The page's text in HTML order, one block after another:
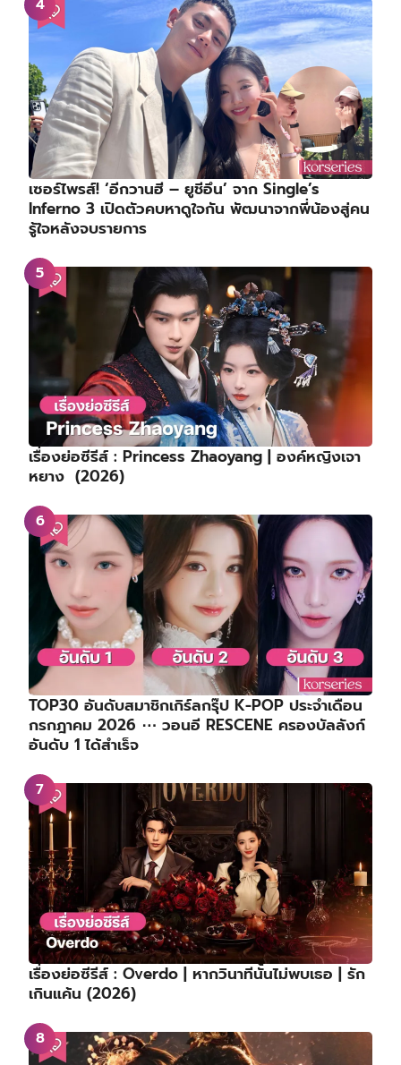
เซอร์ไพรส์! ‘อีกวานฮี – ยูชีอึน’ จาก Single’s
Inferno 3 เปิดตัวคบหาดูใจกัน พัฒนาจากพี่น้องสู่คน
รู้ใจหลังจบรายการ
เรื่องย่อซีรีส์ : Princess Zhaoyang | องค์หญิงเจา
หยาง (2026)
TOP30 อันดับสมาชิกเกิร์ลกรุ๊ป K-POP ประจำเดือน
กรกฎาคม 2026 ⋯ วอนอี RESCENE ครองบัลลังก์
อันดับ 1 ได้สำเร็จ
เรื่องย่อซีรีส์ : Overdo | หากวินาทีนั้นไม่พบเธอ | รัก
เกินแค้น (2026)